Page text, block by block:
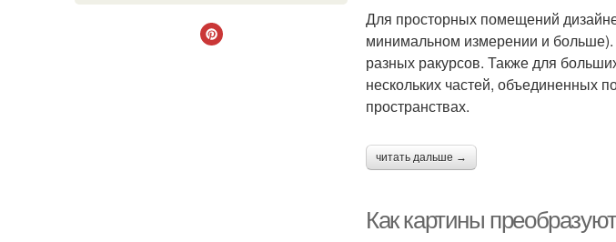
Для просторных помещений
минимальном измерении и больше).
разных ракурсов. Также для
нескольких частей, объединенных
пространствах.
читать дальше →
Как картины